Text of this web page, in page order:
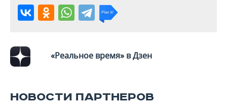
«Реальное время» в Дзен
НОВОСТИ ПАРТНЕРОВ